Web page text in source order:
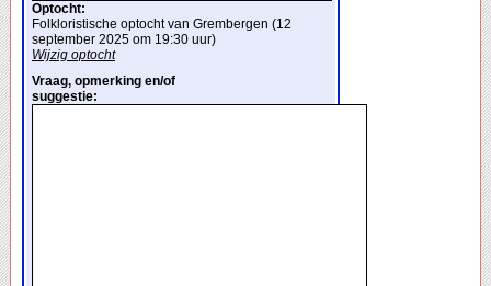
Optocht:
Folkloristische optocht van Grembergen (12
september 2025 om 19:30 uur)
Wijzig optocht
Vraag, opmerking en/of
suggestie: